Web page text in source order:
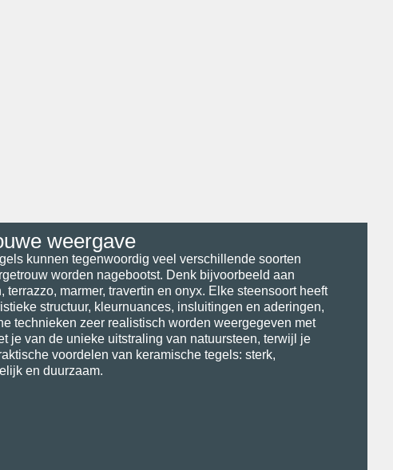
weergave
kunnen tegenwoordig veel verschillende soorten
worden nagebootst. Denk bijvoorbeeld aan
terrazzo, marmer, travertin en onyx. Elke steensoort heeft
structuur, kleurnuances, insluitingen en aderingen,
technieken zeer realistisch worden weergegeven met
je van de unieke uitstraling van natuursteen, terwijl je
voordelen van keramische tegels: sterk,
en duurzaam.